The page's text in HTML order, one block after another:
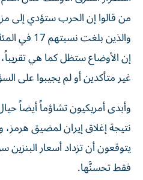
من قالوا إن الحرب ستؤدي إلى
غير متأكدين أو لم يجيبوا على
وأبدى أمريكيون تشاؤماً أيضاً
فقط تحسنَّها.